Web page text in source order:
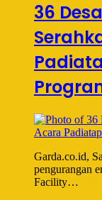
36
Garda.co.id,
pengurangan
Facility…